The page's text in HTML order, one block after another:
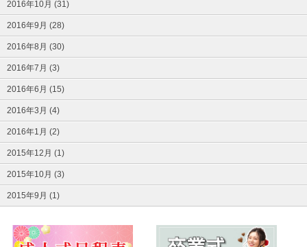
2016年10月 (31)
2016年9月 (28)
2016年8月 (30)
2016年7月 (3)
2016年6月 (15)
2016年3月 (4)
2016年1月 (2)
2015年12月 (1)
2015年10月 (3)
2015年9月 (1)